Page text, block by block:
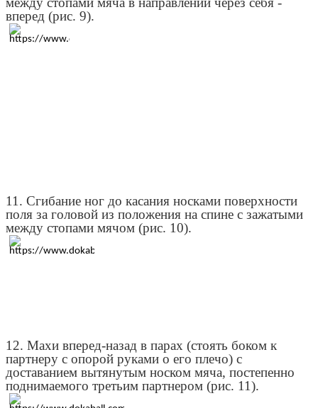
вперед (рис. 9).
11. Сгибание ног до касания носками поверхности
поля за головой из положения на спине с зажатыми
между стопами мячом (рис. 10).
12. Махи вперед-назад в парах (стоять боком к
партнеру с опорой руками о его плечо) с
доставанием вытянутым носком мяча, постепенно
поднимаемого третьим партнером (рис. 11).